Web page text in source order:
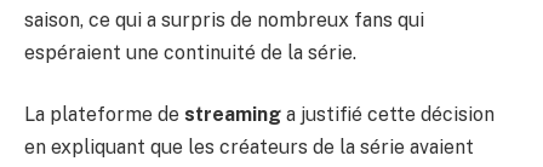
saison, ce qui a surpris de nombreux fans qui
espéraient une continuité de la série.
La plateforme de streaming a justifié cette décision
en expliquant que les créateurs de la série avaient